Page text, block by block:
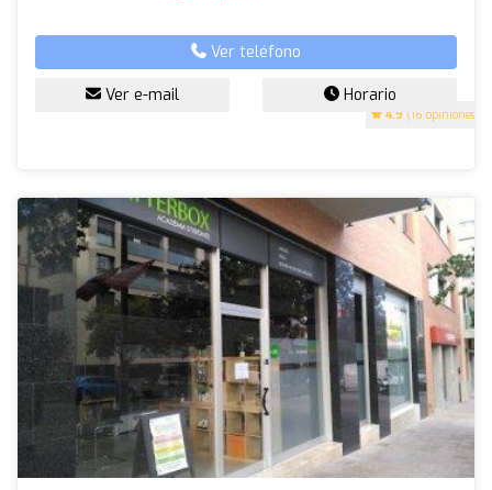
4.9 (16 opiniones)
Ver teléfono
Ver e-mail Horario